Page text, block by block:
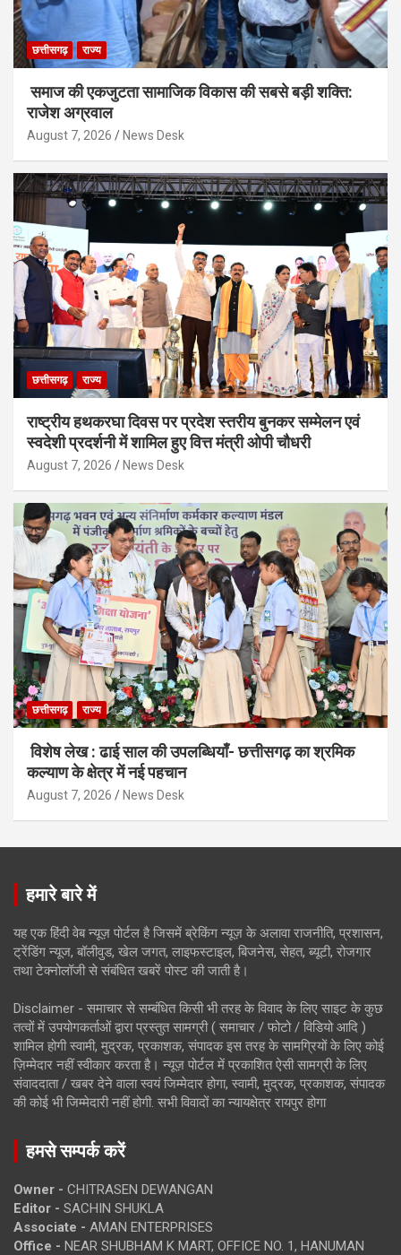
छत्तीसगढ़ राज्य
समाज की एकजुटता सामाजिक विकास की सबसे बड़ी शक्ति:
राजेश अग्रवाल
August 7, 2026 News Desk
छत्तीसगढ़ राज्य
राष्ट्रीय हथकरघा दिवस पर प्रदेश स्तरीय बुनकर सम्मेलन एवं
स्वदेशी प्रदर्शनी में शामिल हुए वित्त मंत्री ओपी चौधरी
August 7, 2026 News Desk
छत्तीसगढ़ राज्य
विशेष लेख : ढाई साल की उपलब्धियाँ- छत्तीसगढ़ का श्रमिक
कल्याण के क्षेत्र में नई पहचान
August 7, 2026 News Desk
हमारे बारे में
यह एक हिंदी वेब न्यूज़ पोर्टल है जिसमें ब्रेकिंग न्यूज़ के अलावा राजनीति, प्रशासन,
ट्रेंडिंग न्यूज, बॉलीवुड, खेल जगत, लाइफस्टाइल, बिजनेस, सेहत, ब्यूटी, रोजगार
तथा टेक्नोलॉजी से संबंधित खबरें पोस्ट की जाती है।
Disclaimer - समाचार से सम्बंधित किसी भी तरह के विवाद के लिए साइट के कुछ
तत्वों में उपयोगकर्ताओं द्वारा प्रस्तुत सामग्री ( समाचार / फोटो / विडियो आदि )
शामिल होगी स्वामी, मुद्रक, प्रकाशक, संपादक इस तरह के सामग्रियों के लिए कोई
ज़िम्मेदार नहीं स्वीकार करता है। न्यूज़ पोर्टल में प्रकाशित ऐसी सामग्री के लिए
संवाददाता / खबर देने वाला स्वयं जिम्मेदार होगा, स्वामी, मुद्रक, प्रकाशक, संपादक
की कोई भी जिम्मेदारी नहीं होगी. सभी विवादों का न्यायक्षेत्र रायपुर होगा
हमसे सम्पर्क करें
Owner - CHITRASEN DEWANGAN
Editor - SACHIN SHUKLA
Associate - AMAN ENTERPRISES
Office - NEAR SHUBHAM K MART, OFFICE NO. 1, HANUMAN